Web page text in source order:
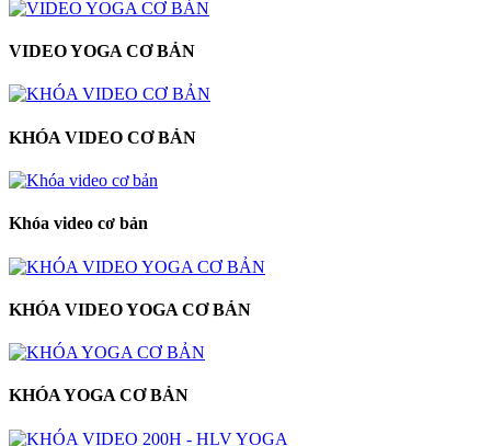
VIDEO YOGA CƠ BẢN
KHÓA VIDEO CƠ BẢN
Khóa video cơ bản
KHÓA VIDEO YOGA CƠ BẢN
KHÓA YOGA CƠ BẢN